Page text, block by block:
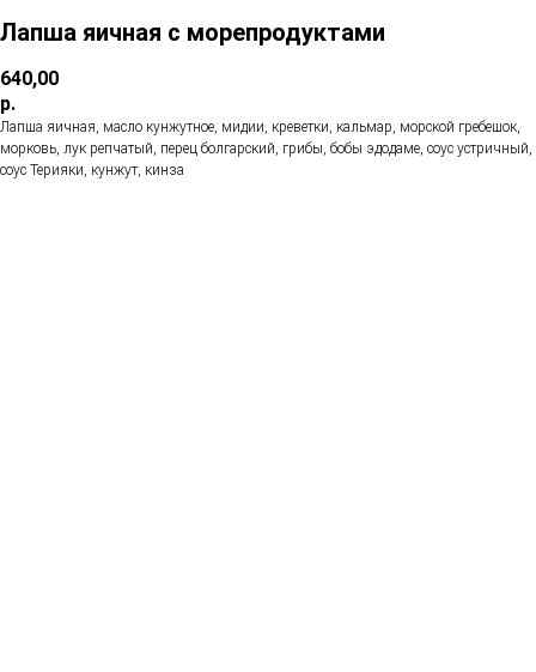
Лапша яичная с морепродуктами
640,00
р.
Лапша яичная, масло кунжутное, мидии, креветки, кальмар, морской гребешок,
морковь, лук репчатый, перец болгарский, грибы, бобы эдодаме, соус устричный,
соус Терияки, кунжут, кинза